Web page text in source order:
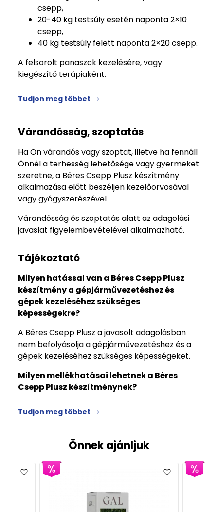
csepp,
20-40 kg testsúly esetén naponta 2×10
csepp,
40 kg testsúly felett naponta 2×20 csepp.
A felsorolt panaszok kezelésére, vagy
kiegészítő terápiaként:
Tudjon meg többet
Várandósság, szoptatás
Ha Ön várandós vagy szoptat, illetve ha fennáll
Önnél a terhesség lehetősége vagy gyermeket
szeretne, a Béres Csepp Plusz készítmény
alkalmazása előtt beszéljen kezelőorvosával
vagy gyógyszerészével.
Várandósság és szoptatás alatt az adagolási
javaslat figyelembevételével alkalmazható.
Tájékoztató
Milyen hatással van a Béres Csepp Plusz
készítmény a gépjárművezetéshez és
gépek kezeléséhez szükséges
képességekre?
A Béres Csepp Plusz a javasolt adagolásban
nem befolyásolja a gépjárművezetéshez és a
gépek kezeléséhez szükséges képességeket.
Milyen mellékhatásai lehetnek a Béres
Csepp Plusz készítménynek?
Tudjon meg többet
Önnek ajánljuk